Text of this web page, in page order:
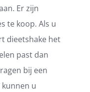
Er zijn
te koop. Als u
dieetshake het
past dan
bij een
kunnen u